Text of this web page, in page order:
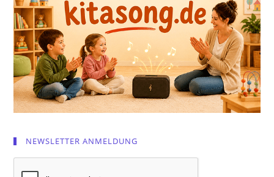
NEWSLETTER ANMELDUNG